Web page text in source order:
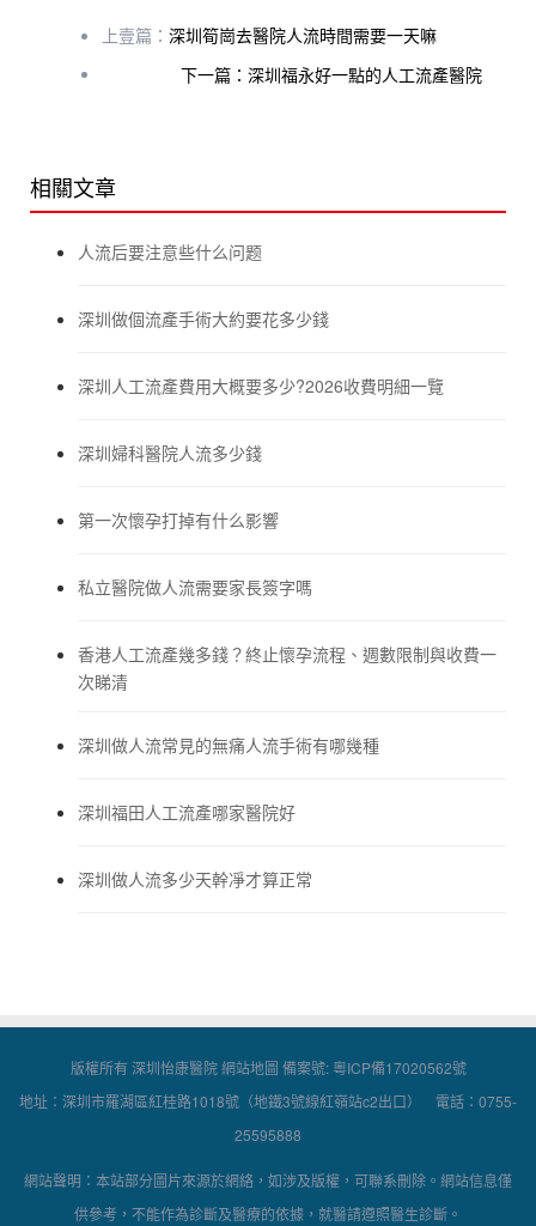
上壹篇： 深圳筍崗去醫院人流時間需要一天嘛
下一篇：深圳福永好一點的人工流產醫院
相關文章
人流后要注意些什么问题
深圳做個流產手術大約要花多少錢
深圳人工流產費用大概要多少?2026收費明細一覽
深圳婦科醫院人流多少錢
第一次懷孕打掉有什么影響
私立醫院做人流需要家長簽字嗎
香港人工流產幾多錢？終止懷孕流程、週數限制與收費一
次睇清
深圳做人流常見的無痛人流手術有哪幾種
深圳福田人工流產哪家醫院好
深圳做人流多少天幹凈才算正常
版權所有 深圳怡康醫院網站地圖 備案號:粵ICP備17020562號
地址：深圳市羅湖區紅桂路1018號（地鐵3號線紅嶺站c2出口） 電話：0755-
25595888
網站聲明：本站部分圖片來源於網絡，如涉及版權，可聯系刪除。網站信息僅
供參考，不能作為診斷及醫療的依據，就醫請遵照醫生診斷。